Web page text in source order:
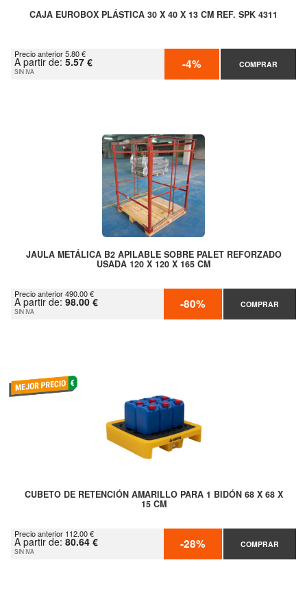
CAJA EUROBOX PLÁSTICA 30 X 40 X 13 CM REF. SPK 4311
Precio anterior 5.80 €
A partir de: 5.57 €
SIN IVA -4% COMPRAR
JAULA METÁLICA B2 APILABLE SOBRE PALET REFORZADO
USADA 120 X 120 X 165 CM
Precio anterior 490.00 €
A partir de: 98.00 €
SIN IVA -80% COMPRAR
CUBETO DE RETENCIÓN AMARILLO PARA 1 BIDÓN 68 X 68 X
15 CM
Precio anterior 112.00 €
A partir de: 80.64 €
SIN IVA -28% COMPRAR